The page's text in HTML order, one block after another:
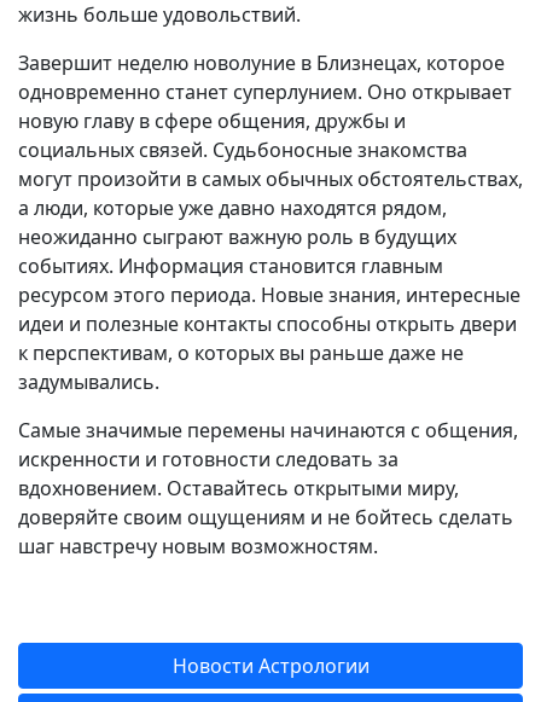
жизнь больше удовольствий.
Завершит неделю новолуние в Близнецах, которое
одновременно станет суперлунием. Оно открывает
новую главу в сфере общения, дружбы и
социальных связей. Судьбоносные знакомства
могут произойти в самых обычных обстоятельствах,
а люди, которые уже давно находятся рядом,
неожиданно сыграют важную роль в будущих
событиях. Информация становится главным
ресурсом этого периода. Новые знания, интересные
идеи и полезные контакты способны открыть двери
к перспективам, о которых вы раньше даже не
задумывались.
Самые значимые перемены начинаются с общения,
искренности и готовности следовать за
вдохновением. Оставайтесь открытыми миру,
доверяйте своим ощущениям и не бойтесь сделать
шаг навстречу новым возможностям.
Новости Астрологии